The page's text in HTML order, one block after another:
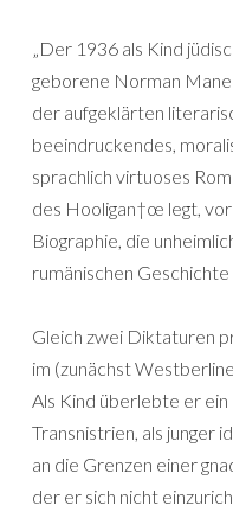
„Der 1936 als Kind
geborene Norman
der aufgeklärten
beeindruckendes,
sprachlich virtuoses
des Hooligan†œ legt,
Biographie, die
rumänischen
Gleich zwei Diktaturen
im (zunächst
Als Kind überlebte er
Transnistrien, als junger
an die Grenzen einer
der er sich nicht